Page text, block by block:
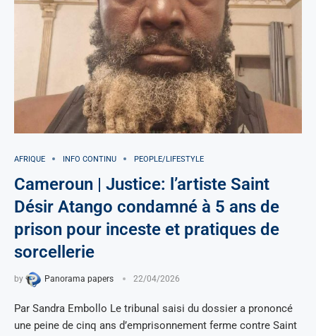
AFRIQUE INFO CONTINU PEOPLE/LIFESTYLE
Cameroun | Justice: l’artiste Saint
Désir Atango condamné à 5 ans de
prison pour inceste et pratiques de
sorcellerie
by Panorama papers 22/04/2026
Par Sandra Embollo Le tribunal saisi du dossier a prononcé
une peine de cinq ans d’emprisonnement ferme contre Saint